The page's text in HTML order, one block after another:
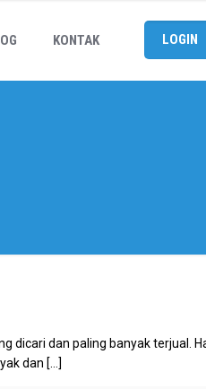
KONTAK LOGIN
dicari dan paling banyak terjual.
dan […]